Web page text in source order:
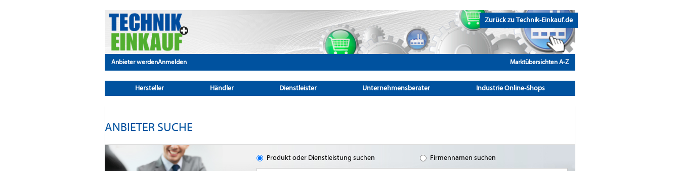
Zurück zu Technik-Einkauf.de
Anbieter werdenAnmelden Marktübersichten A-Z
Hersteller Händler Dienstleister Unternehmensberater Industrie Online-Shops
ANBIETER SUCHE
Produkt oder Dienstleistung suchen Firmennamen suchen